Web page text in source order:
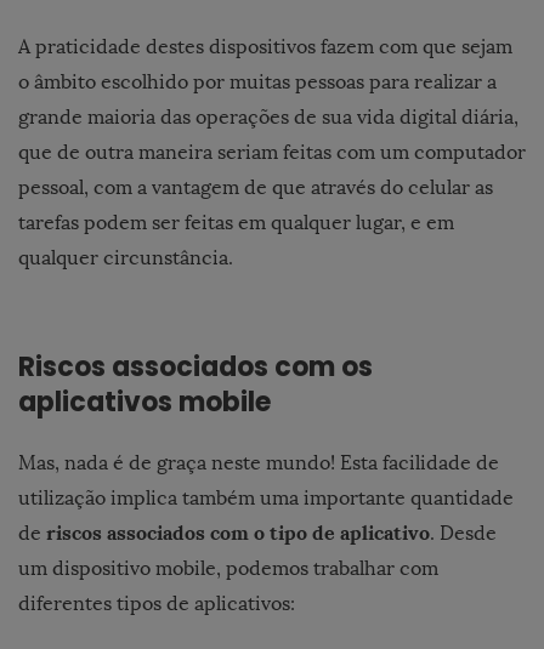
A praticidade destes dispositivos fazem com que sejam
o âmbito escolhido por muitas pessoas para realizar a
grande maioria das operações de sua vida digital diária,
que de outra maneira seriam feitas com um computador
pessoal, com a vantagem de que através do celular as
tarefas podem ser feitas em qualquer lugar, e em
qualquer circunstância.
Riscos associados com os
aplicativos mobile
Mas, nada é de graça neste mundo! Esta facilidade de
utilização implica também uma importante quantidade
de riscos associados com o tipo de aplicativo. Desde
um dispositivo mobile, podemos trabalhar com
diferentes tipos de aplicativos: